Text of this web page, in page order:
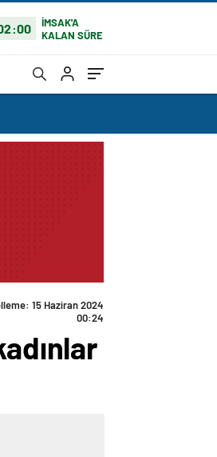
İMSAK'A
KALAN SÜRE
15 Haziran 2024
00:24